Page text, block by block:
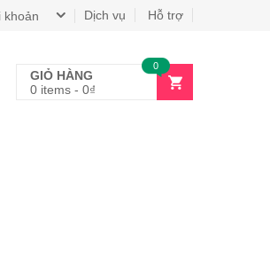
Dịch vụ Hỗ trợ
khoản
GIỎ HÀNG
0 items - 0₫
0